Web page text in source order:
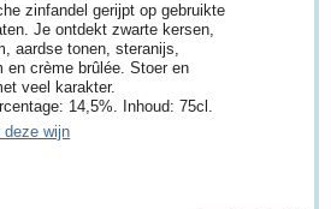
zinfandel gerijpt op gebruikte
Je ontdekt zwarte kersen,
aardse tonen, steranijs,
en crème brûlée. Stoer en
veel karakter.
14,5%. Inhoud: 75cl.
deze wijn